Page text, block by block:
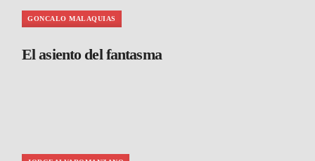
GONCALO MALAQUIAS
El asiento del fantasma